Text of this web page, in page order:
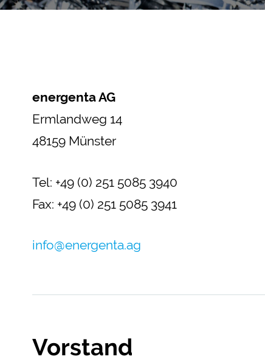
energenta AG
Ermlandweg 14
48159 Münster
Tel: +49 (0) 251 5085 3940
Fax: +49 (0) 251 5085 3941
info@energenta.ag
Vorstand